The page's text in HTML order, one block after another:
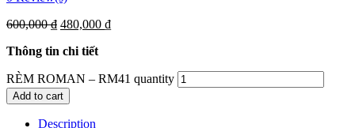
600,000₫ 480,000 ₫
Thông tin chi tiết
RÈM ROMAN – RM41 quantity
Add to cart
Description